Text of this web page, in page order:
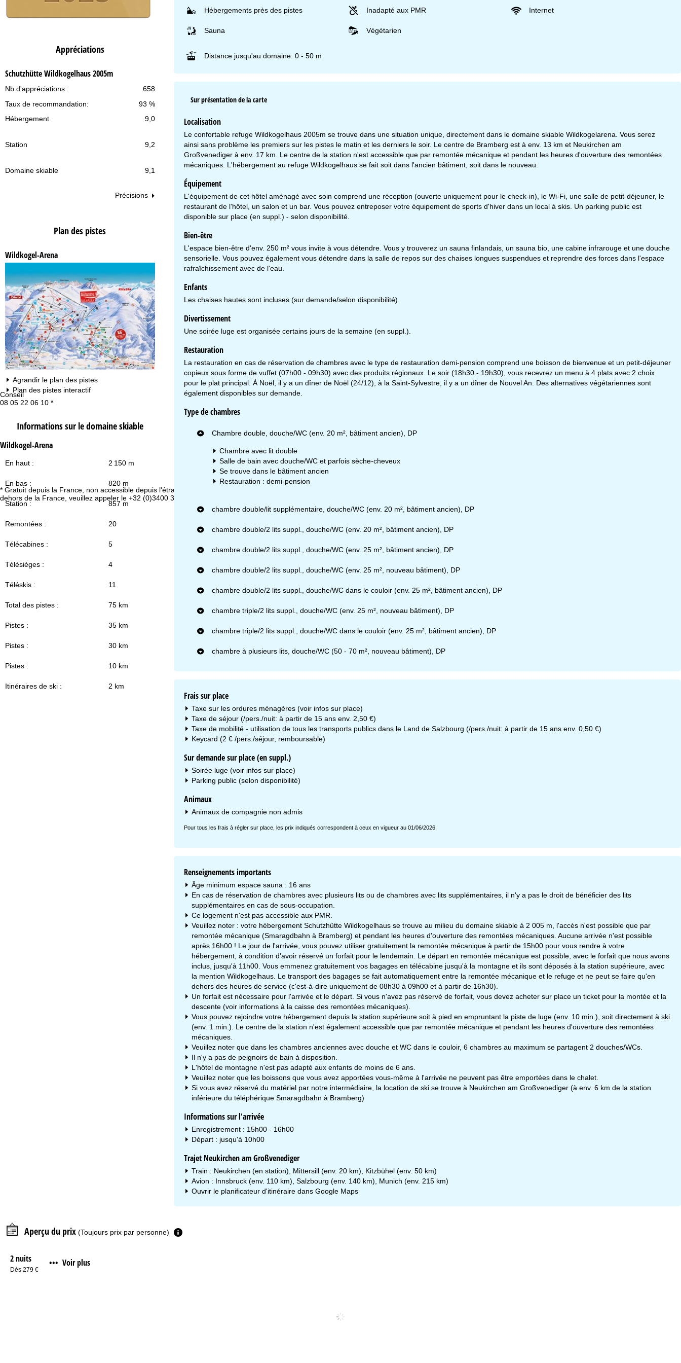
Conseil
08 05 22 06 10 *
* Gratuit depuis la France, non accessible depuis l'étranger. En
dehors de la France, veuillez appeler le +32 (0)3400 3253.
Horaires d'ouverture
Ven. :
Conseil
Appréciations
Schutzhütte Wildkogelhaus 2005m
658
Nb d'appréciations :
93 %
Taux de recommandation:
Hébergement
9,0
Station 9,2
Domaine skiable 9,1
Précisions
Plan des pistes
Wildkogel-Arena
Agrandir le plan des pistes
Plan des pistes interactif
Informations sur le domaine skiable
Wildkogel-Arena
En haut : 2 150 m
En bas : 820 m
Station : 857 m
Remontées : 20
Télécabines : 5
Télésièges : 4
Téléskis : 11
Total des pistes : 75 km
Pistes : 35 km
Pistes : 30 km
Pistes : 10 km
Itinéraires de ski : 2 km
Hébergements près des pistes Inadapté aux PMR Internet
Sauna Végétarien
Distance jusqu'au domaine: 0 - 50 m
Sur présentation de la carte
Localisation
Le confortable refuge Wildkogelhaus 2005m se trouve dans une situation unique, directement dans le domaine skiable Wildkogelarena. Vous serez
ainsi sans problème les premiers sur les pistes le matin et les derniers le soir. Le centre de Bramberg est à env. 13 km et Neukirchen am
Großvenediger à env. 17 km. Le centre de la station n'est accessible que par remontée mécanique et pendant les heures d'ouverture des remontées
mécaniques. L'hébergement au refuge Wildkogelhaus se fait soit dans l'ancien bâtiment, soit dans le nouveau.
Équipement
L'équipement de cet hôtel aménagé avec soin comprend une réception (ouverte uniquement pour le check-in), le Wi-Fi, une salle de petit-déjeuner, le
restaurant de l'hôtel, un salon et un bar. Vous pouvez entreposer votre équipement de sports d'hiver dans un local à skis. Un parking public est
disponible sur place (en suppl.) - selon disponibilité.
Bien-être
L'espace bien-être d'env. 250 m² vous invite à vous détendre. Vous y trouverez un sauna finlandais, un sauna bio, une cabine infrarouge et une douche
sensorielle. Vous pouvez également vous détendre dans la salle de repos sur des chaises longues suspendues et reprendre des forces dans l'espace
rafraîchissement avec de l'eau.
Enfants
Les chaises hautes sont incluses (sur demande/selon disponibilité).
Divertissement
Une soirée luge est organisée certains jours de la semaine (en suppl.).
Restauration
La restauration en cas de réservation de chambres avec le type de restauration demi-pension comprend une boisson de bienvenue et un petit-déjeuner
copieux sous forme de vuffet (07h00 - 09h30) avec des produits régionaux. Le soir (18h30 - 19h30), vous recevrez un menu à 4 plats avec 2 choix
pour le plat principal. À Noël, il y a un dîner de Noël (24/12), à la Saint-Sylvestre, il y a un dîner de Nouvel An. Des alternatives végétariennes sont
également disponibles sur demande.
Type de chambres
Chambre double, douche/WC (env. 20 m², bâtiment ancien), DP
Chambre avec lit double
Salle de bain avec douche/WC et parfois sèche-cheveux
Se trouve dans le bâtiment ancien
Restauration : demi-pension
chambre double/lit supplémentaire, douche/WC (env. 20 m², bâtiment ancien), DP
chambre double/2 lits suppl., douche/WC (env. 20 m², bâtiment ancien), DP
chambre double/2 lits suppl., douche/WC (env. 25 m², bâtiment ancien), DP
chambre double/2 lits suppl., douche/WC (env. 25 m², nouveau bâtiment), DP
chambre double/2 lits suppl., douche/WC dans le couloir (env. 25 m², bâtiment ancien), DP
chambre triple/2 lits suppl., douche/WC (env. 25 m², nouveau bâtiment), DP
chambre triple/2 lits suppl., douche/WC dans le couloir (env. 25 m², bâtiment ancien), DP
chambre à plusieurs lits, douche/WC (50 - 70 m², nouveau bâtiment), DP
Frais sur place
Taxe sur les ordures ménagères (voir infos sur place)
Taxe de séjour (/pers./nuit: à partir de 15 ans env. 2,50 €)
Taxe de mobilité - utilisation de tous les transports publics dans le Land de Salzbourg (/pers./nuit: à partir de 15 ans env. 0,50 €)
Keycard (2 € /pers./séjour, remboursable)
Sur demande sur place (en suppl.)
Soirée luge (voir infos sur place)
Parking public (selon disponibilité)
Animaux
Animaux de compagnie non admis
Pour tous les frais à régler sur place, les prix indiqués correspondent à ceux en vigueur au 01/06/2026.
Renseignements importants
Âge minimum espace sauna : 16 ans
En cas de réservation de chambres avec plusieurs lits ou de chambres avec lits supplémentaires, il n'y a pas le droit de bénéficier des lits
supplémentaires en cas de sous-occupation.
Ce logement n'est pas accessible aux PMR.
Veuillez noter : votre hébergement Schutzhütte Wildkogelhaus se trouve au milieu du domaine skiable à 2 005 m, l'accès n'est possible que par
remontée mécanique (Smaragdbahn à Bramberg) et pendant les heures d'ouverture des remontées mécaniques. Aucune arrivée n'est possible
après 16h00 ! Le jour de l'arrivée, vous pouvez utiliser gratuitement la remontée mécanique à partir de 15h00 pour vous rendre à votre
hébergement, à condition d'avoir réservé un forfait pour le lendemain. Le départ en remontée mécanique est possible, avec le forfait que nous avons
inclus, jusqu'à 11h00. Vous emmenez gratuitement vos bagages en télécabine jusqu'à la montagne et ils sont déposés à la station supérieure, avec
la mention Wildkogelhaus. Le transport des bagages se fait automatiquement entre la remontée mécanique et le refuge et ne peut se faire qu'en
dehors des heures de service (c'est-à-dire uniquement de 08h30 à 09h00 et à partir de 16h30).
Un forfait est nécessaire pour l'arrivée et le départ. Si vous n'avez pas réservé de forfait, vous devez acheter sur place un ticket pour la montée et la
descente (voir informations à la caisse des remontées mécaniques).
Vous pouvez rejoindre votre hébergement depuis la station supérieure soit à pied en empruntant la piste de luge (env. 10 min.), soit directement à ski
(env. 1 min.). Le centre de la station n'est également accessible que par remontée mécanique et pendant les heures d'ouverture des remontées
mécaniques.
Veuillez noter que dans les chambres anciennes avec douche et WC dans le couloir, 6 chambres au maximum se partagent 2 douches/WCs.
Il n'y a pas de peignoirs de bain à disposition.
L'hôtel de montagne n'est pas adapté aux enfants de moins de 6 ans.
Veuillez noter que les boissons que vous avez apportées vous-même à l'arrivée ne peuvent pas être emportées dans le chalet.
Si vous avez réservé du matériel par notre intermédiaire, la location de ski se trouve à Neukirchen am Großvenediger (à env. 6 km de la station
inférieure du téléphérique Smaragdbahn à Bramberg)
Informations sur l'arrivée
Enregistrement : 15h00 - 16h00
Départ : jusqu'à 10h00
Trajet Neukirchen am Großvenediger
Train : Neukirchen (en station), Mittersill (env. 20 km), Kitzbühel (env. 50 km)
Avion : Innsbruck (env. 110 km), Salzbourg (env. 140 km), Munich (env. 215 km)
Ouvrir le planificateur d'itinéraire dans Google Maps
Aperçu du prix (Toujours prix par personne)
2 nuits
Dès 279 €
••• Voir plus